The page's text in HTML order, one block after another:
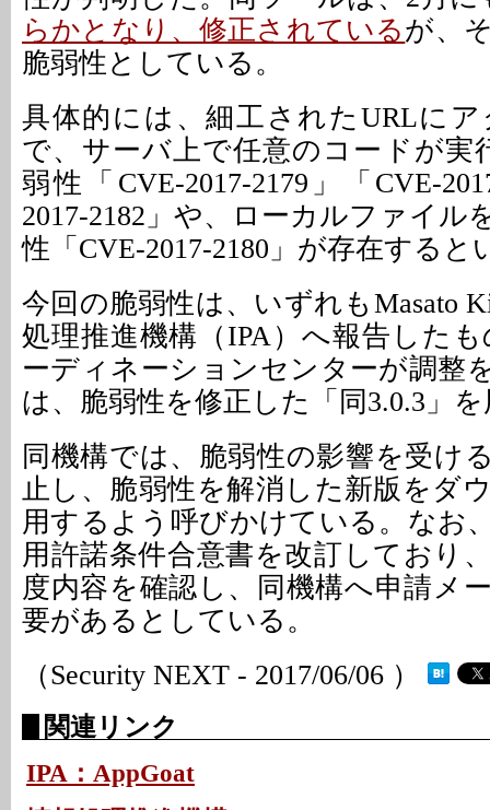
らかとなり、修正されているが、
脆弱性としている。
具体的には、細工されたURLに
で、サーバ上で任意のコードが実
弱性「CVE-2017-2179」「CVE-
2017-2182」や、ローカルファイル
性「CVE-2017-2180」が存在すると
今回の脆弱性は、いずれもMasato
処理推進機構（IPA）へ報告したも
ーディネーションセンターが調整
は、脆弱性を修正した「同3.0.3」
同機構では、脆弱性の影響を受け
止し、脆弱性を解消した新版をダ
用するよう呼びかけている。なお
用許諾条件合意書を改訂しており
度内容を確認し、同機構へ申請メ
要があるとしている。
（Security NEXT - 2017/06/06 ）
関連リンク
IPA：AppGoat